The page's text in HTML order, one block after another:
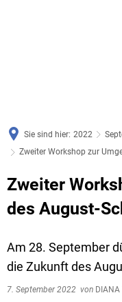
Sie sind hier: 2022
Zweiter Workshop zur
Zweiter
des August-
Am 28. September
die Zukunft des
7. September 2022 von DIANA